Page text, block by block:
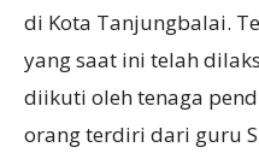
di Kota Tanjungbalai.
yang saat ini telah
diikuti oleh tenaga
orang terdiri dari guru